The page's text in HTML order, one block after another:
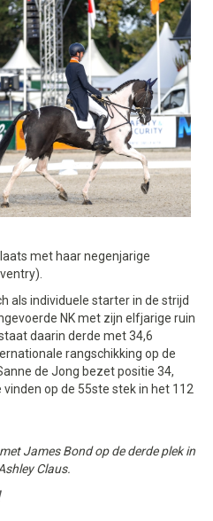
met haar negenjarige
als individuele starter in de strijd
NK met zijn elfjarige ruin
daarin derde met 34,6
rangschikking op de
de Jong bezet positie 34,
op de 55ste stek in het 112
James Bond op de derde plek in
Claus.